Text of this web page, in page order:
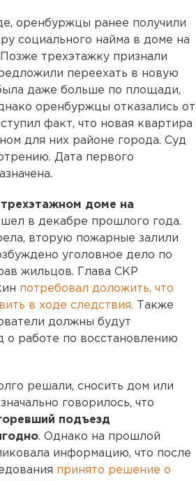
оренбуржцы ранее получили
социального найма в доме на
трехэтажку признали
переехать в новую
даже больше по площади,
оренбуржцы отказались от
факт, что новая квартира
для них районе города. Суд
Дата первого
доме на
в декабре прошлого года.
вторую пожарные залили
уголовное дело по
жильцов. Глава СКР
потребовал доложить, что
в ходе следствия. Также
должны будут
о работе по восстановлению
решали, сносить дом или
говорилось, что
подъезд
. Однако на прошлой
информацию, что после
принято решение о